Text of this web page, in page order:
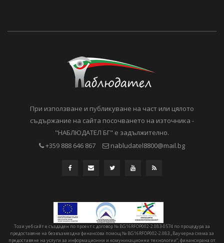
При използване и публикуване на част или цялото
съдържание на сайта посочването на източника -
"НАБЛЮДАТЕЛ БГ" е задължително.
+359 888 646 867
nabludatel8800@mail.bg
Този уеб сайт е създаден по проект с договор № BG16RFOP002-2.083-0574 по процедура за
предоставяне на безвъзмездна финансова помощ № BG16RFOP002-2.083 „Ваучерна схема за
предоставяне на услуги за информационни и комуникационни технологии“, финансирана от